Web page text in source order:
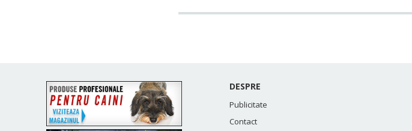
DESPRE
Publicitate
Contact